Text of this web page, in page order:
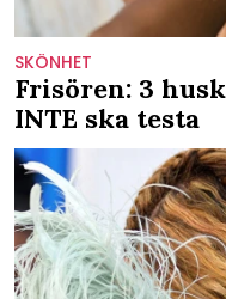
SKÖNHET
Frisören: 3
INTE ska testa